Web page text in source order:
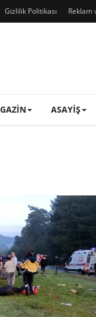
Gizlilik Politikası Reklam
ASAYIŞ